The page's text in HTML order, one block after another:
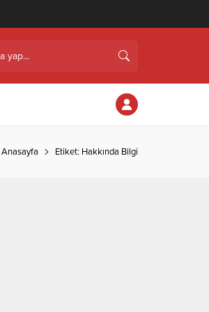
Anasayfa Etiket: Hakkında Bilgi